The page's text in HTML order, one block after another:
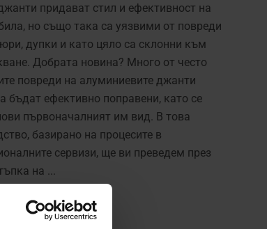
придават стил и ефективност на
но също така са уязвими от повреди
дупки и като цяло са склонни към
Добрата новина? Много от често
повреди на алуминиевите джанти
бъдат ефективно поправени, като се
първоначалният им вид. В това
базирано на процесите в
сервизи, ще ви преведем през
на ...